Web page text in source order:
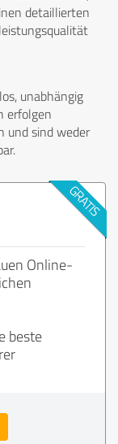
detaillierten
unabhängig
erfolgen
und sind weder
Online-
beste